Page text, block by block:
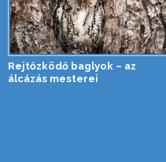
Rejtőzködő baglyok – az
álcázás mesterei